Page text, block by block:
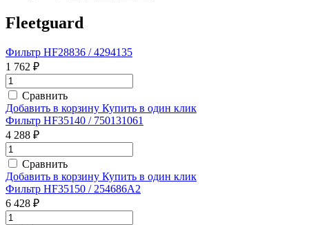
Fleetguard
Фильтр HF28836 / 4294135
1 762 ₽
Сравнить
Добавить в корзину Купить в один клик
Фильтр HF35140 / 750131061
4 288 ₽
Сравнить
Добавить в корзину Купить в один клик
Фильтр HF35150 / 254686A2
6 428 ₽